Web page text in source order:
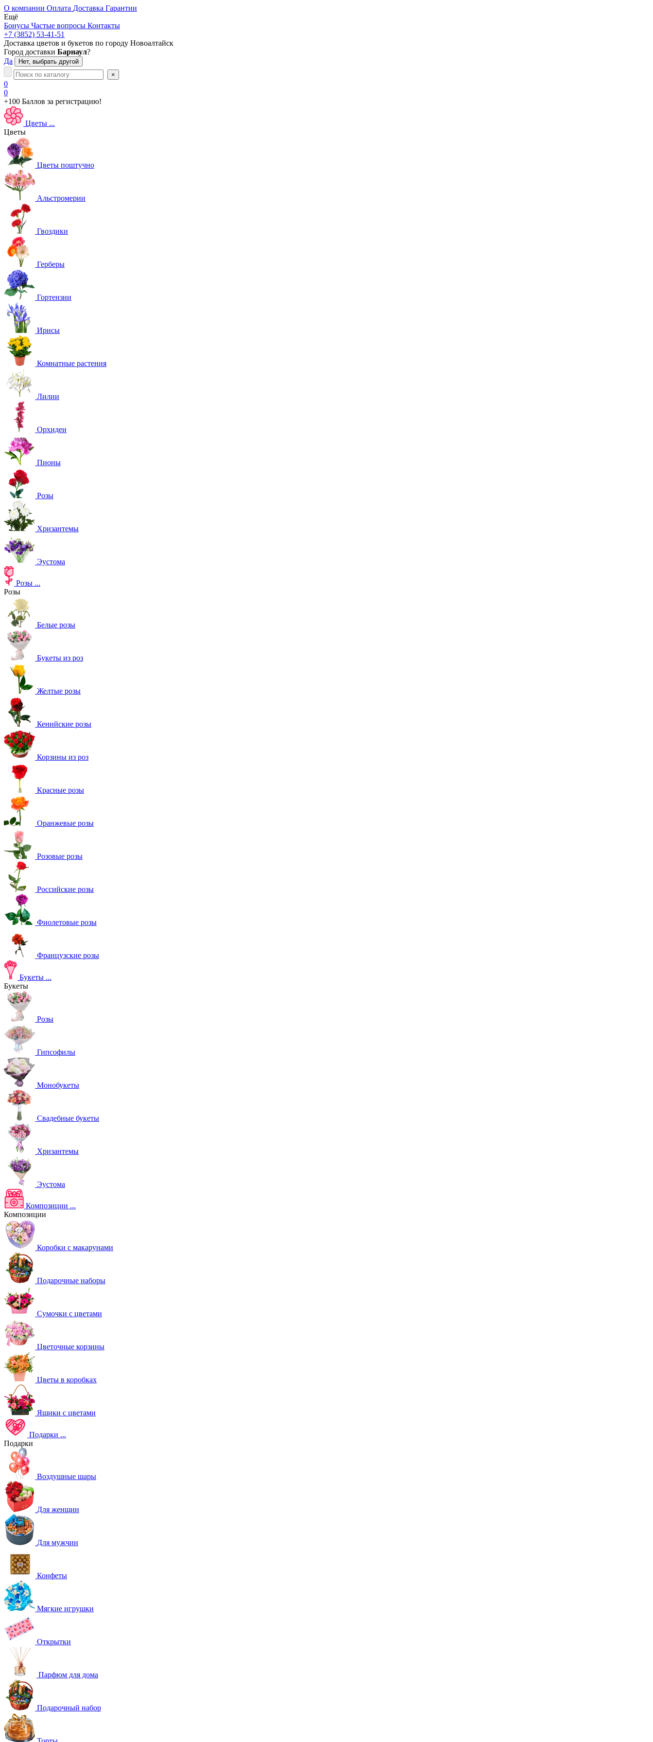
О компании Оплата Доставка Гарантии
Ещё
Бонусы Частые вопросы Контакты
+7 (3852) 53-41-51
Доставка цветов и букетов по городу Новоалтайск
Город доставки Барнаул?
Да
Нет, выбрать другой
×
0
0
+100 Баллов за регистрацию!
Цветы ...
Цветы
Цветы поштучно
Альстромерии
Гвоздики
Герберы
Гортензии
Ирисы
Комнатные растения
Лилии
Орхидеи
Пионы
Розы
Хризантемы
Эустома
Розы ...
Розы
Белые розы
Букеты из роз
Желтые розы
Кенийские розы
Корзины из роз
Красные розы
Оранжевые розы
Розовые розы
Российские розы
Фиолетовые розы
Французские розы
Букеты ...
Букеты
Розы
Гипсофилы
Монобукеты
Свадебные букеты
Хризантемы
Эустома
Композиции ...
Композиции
Коробки с макарунами
Подарочные наборы
Сумочки с цветами
Цветочные корзины
Цветы в коробках
Ящики с цветами
Подарки ...
Подарки
Воздушные шары
Для женщин
Для мужчин
Конфеты
Мягкие игрушки
Открытки
Парфюм для дома
Подарочный набор